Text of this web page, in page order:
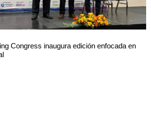
Congress inaugura edición enfocada en